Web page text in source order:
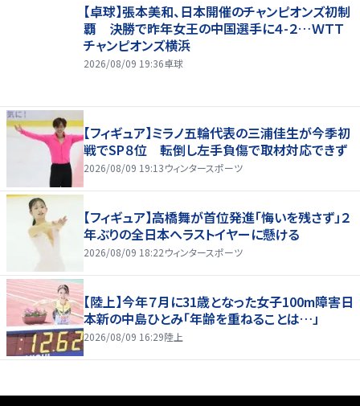
【卓球】張本美和、日本開催のチャンピオンズ初制
覇 決勝で昨年女王の中国選手に４-２…ＷＴＴ
チャンピオンズ横浜
2026/08/09 19:36卓球
【フィギュア】ミラノ五輪代表の三浦佳生が今季初
戦でSP８位 転倒し左手負傷で取材対応できず
2026/08/09 19:13ウィンタースポーツ
【フィギュア】高橋舞が首位発進「悔いを残さず」２
年ぶりの全日本へラストイヤーに懸ける
2026/08/09 18:22ウィンタースポーツ
【陸上】今年７月に31歳となった女子100m障害日
本新の中島ひとみ「年齢を重ねることは…」
2026/08/09 16:29陸上